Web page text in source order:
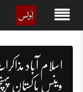
اسلام آباد
وینس پاکستان